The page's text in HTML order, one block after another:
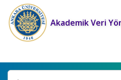
Akademik Veri
Ara